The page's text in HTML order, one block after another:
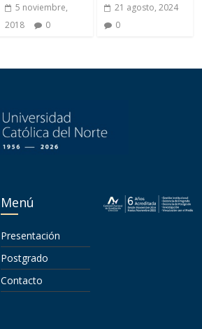
5 noviembre,
2018
0
21 agosto, 2024
0
Menú
Presentación
Postgrado
Contacto